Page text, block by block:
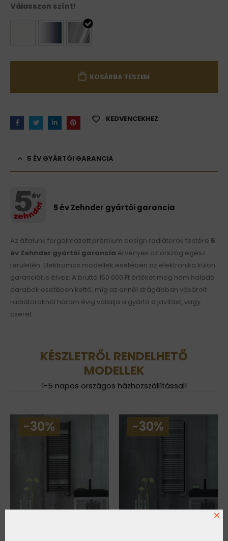
Válasszon színt!
KOSÁRBA TESZEM
KEDVENCEKHEZ
5 ÉV GYÁRTÓI GARANCIA
5 év Zehnder gyártói garancia
Az általunk forgalmazott prémium design radiátorok testére 5
év Zehnder gyártói garancia érvényes az ország egész
területén. Elektromos modellek esetében az elektronika külön
garanciát is élvez: A bruttó 150 000 Ft értéket meg nem haladó
darabok esetében kettő, míg az ennél drágábban vásárolt
radiátoroknál három évig vállalja a gyártó a javítást, vagy
cserét.
KÉSZLETRŐL RENDELHETŐ
MODELLEK
1-5 napos országos házhozszállítással!
-30% -30%
×